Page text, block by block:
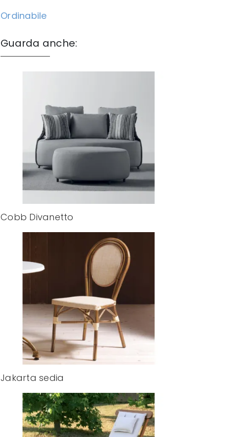
Ordinabile
Guarda anche:
Cobb Divanetto
Jakarta sedia